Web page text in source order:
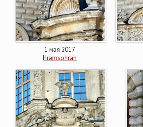
1 мая 2017
Hramsohran